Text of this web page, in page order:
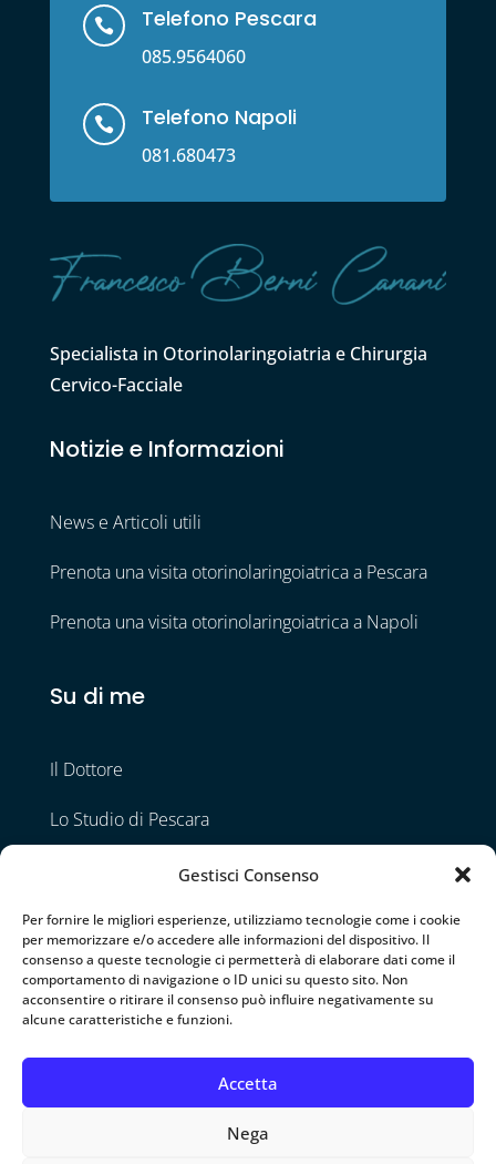
Gestisci Consenso
Per fornire le migliori esperienze, utilizziamo tecnologie come i cookie
per memorizzare e/o accedere alle informazioni del dispositivo. Il
consenso a queste tecnologie ci permetterà di elaborare dati come il
comportamento di navigazione o ID unici su questo sito. Non
acconsentire o ritirare il consenso può influire negativamente su
alcune caratteristiche e funzioni.
Accetta
Nega
 Telefono Pescara
085.9564060
 Telefono Napoli
081.680473
Specialista in Otorinolaringoiatria e Chirurgia
Cervico-Facciale
Notizie e Informazioni
News e Articoli utili
Prenota una visita otorinolaringoiatrica a Pescara
Prenota una visita otorinolaringoiatrica a Napoli
Su di me
Il Dottore
Lo Studio di Pescara
Lo Studio di Napoli
Contatti
Seguimi